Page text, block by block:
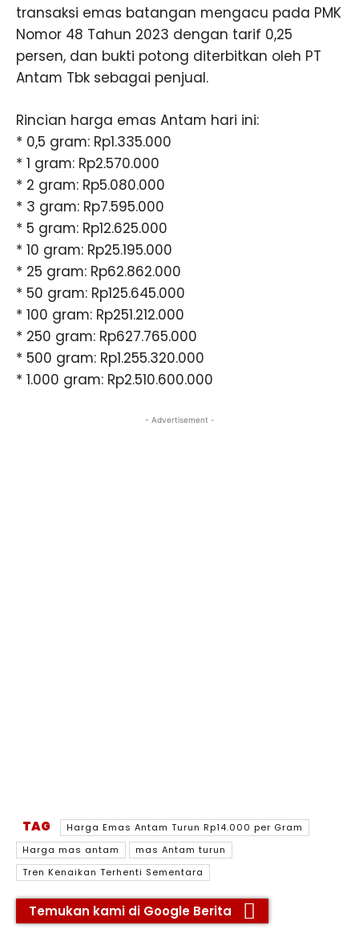
transaksi emas batangan mengacu pada PMK
Nomor 48 Tahun 2023 dengan tarif 0,25
persen, dan bukti potong diterbitkan oleh PT
Antam Tbk sebagai penjual.
Rincian harga emas Antam hari ini:
* 0,5 gram: Rp1.335.000
* 1 gram: Rp2.570.000
* 2 gram: Rp5.080.000
* 3 gram: Rp7.595.000
* 5 gram: Rp12.625.000
* 10 gram: Rp25.195.000
* 25 gram: Rp62.862.000
* 50 gram: Rp125.645.000
* 100 gram: Rp251.212.000
* 250 gram: Rp627.765.000
* 500 gram: Rp1.255.320.000
* 1.000 gram: Rp2.510.600.000
- Advertisement -
TAG
Harga Emas Antam Turun Rp14.000 per Gram
Harga mas antam
mas Antam turun
Tren Kenaikan Terhenti Sementara
Temukan kami di Google Berita